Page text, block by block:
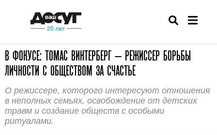
В ФОКУСЕ: ТОМАС ВИНТЕРБЕРГ — РЕЖИССЕР БОРЬБЫ
ЛИЧНОСТИ С ОБЩЕСТВОМ ЗА СЧАСТЬЕ
О режиссере, которого интересуют отношения
в неполных семьях, освобождение от детских
травм и создание обществ с особыми
ритуалами.